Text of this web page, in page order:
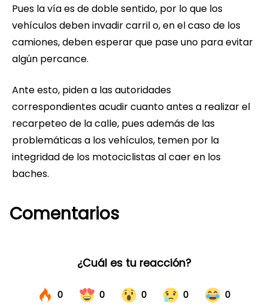
Pues la vía es de doble sentido, por lo que los
vehículos deben invadir carril o, en el caso de los
camiones, deben esperar que pase uno para evitar
algún percance.
Ante esto, piden a las autoridades
correspondientes acudir cuanto antes a realizar el
recarpeteo de la calle, pues además de las
problemáticas a los vehículos, temen por la
integridad de los motociclistas al caer en los
baches.
Comentarios